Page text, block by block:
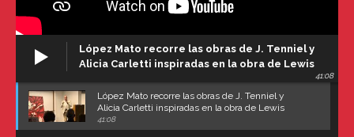
López Mato recorre las obras de J. Tenniel y
Alicia Carletti inspiradas en la obra de Lewis
41:08
López Mato recorre las obras de J. Tenniel y
Alicia Carletti inspiradas en la obra de Lewis
Carroll
41:08